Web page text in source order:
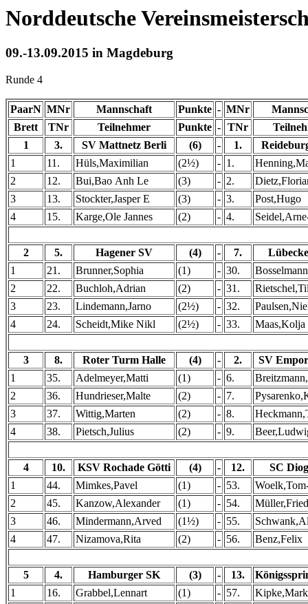
Norddeutsche
09.-13.09.2015 in Magdeburg
Runde 4
PaarN MNr Mannschaft Punkte - MNr
Brett
TNr Teilnehmer Punkte - TNr
1
3. SV Mattnetz Berli (6) - 1.
1
11. Hüls,Maximilian (2½) - 1.
2
12. Bui,Bao Anh Le (3) - 2.
3
13. Stockter,Jasper E (3) - 3.
Post,Hugo
4
15. Karge,Ole Jannes (2) - 4.
2 5. Hagener SV (4) - 7.
1
21. Brunner,Sophia (1) - 30.
2
22. Buchloh,Adrian (2) - 31.
3
23. Lindemann,Jarno (2½) - 32.
4
24. Scheidt,Mike Nikl (2½) - 33. Maas,Kolja
3 8. Roter Turm Halle (4) - 2.
SV
1
35. Adelmeyer,Matti (1) - 6.
2
36. Hundrieser,Malte (2) - 7.
3
37. Wittig,Marten (2) - 8.
4
38. Pietsch,Julius (2) - 9.
4 10. KSV Rochade Götti (4) - 12.
SC
1
44. Mimkes,Pavel (1) - 53.
2
45. Kanzow,Alexander (1) - 54.
3
46. Mindermann,Arved (1½) - 55.
4
47. Nizamova,Rita (2) - 56. Benz,Felix
5 4. Hamburger SK (3) - 13.
1
16. Grabbel,Lennart (1) - 57.
Kipke,Mark